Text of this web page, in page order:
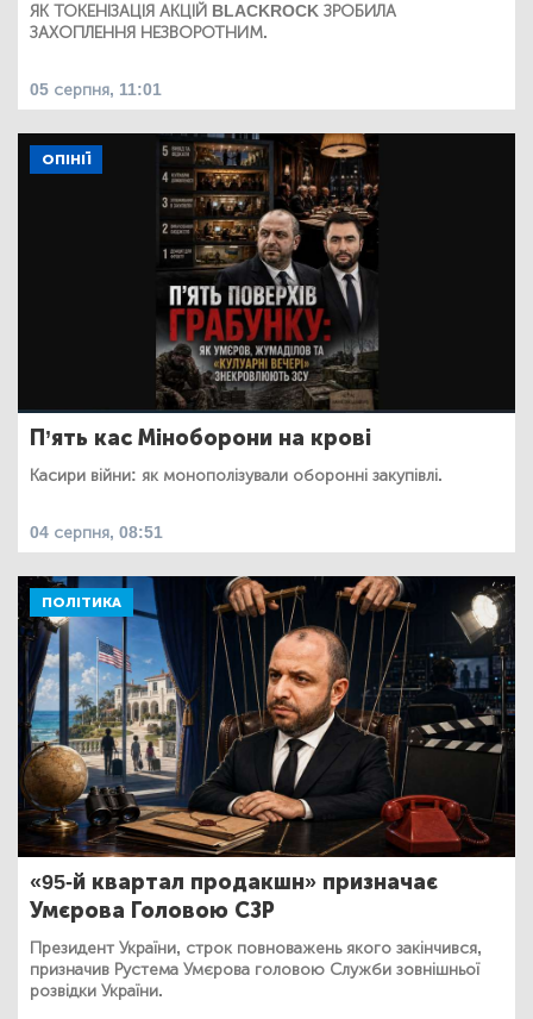
ЯК ТОКЕНІЗАЦІЯ АКЦІЙ BLACKROCK ЗРОБИЛА
ЗАХОПЛЕННЯ НЕЗВОРОТНИМ.
05 серпня, 11:01
ОПІНІЇ
П’ять кас Міноборони на крові
Касири війни: як монополізували оборонні закупівлі.
04 серпня, 08:51
ПОЛІТИКА
«95-й квартал продакшн» призначає
Умєрова Головою СЗР
Президент України, строк повноважень якого закінчився,
призначив Рустема Умєрова головою Служби зовнішньої
розвідки України.